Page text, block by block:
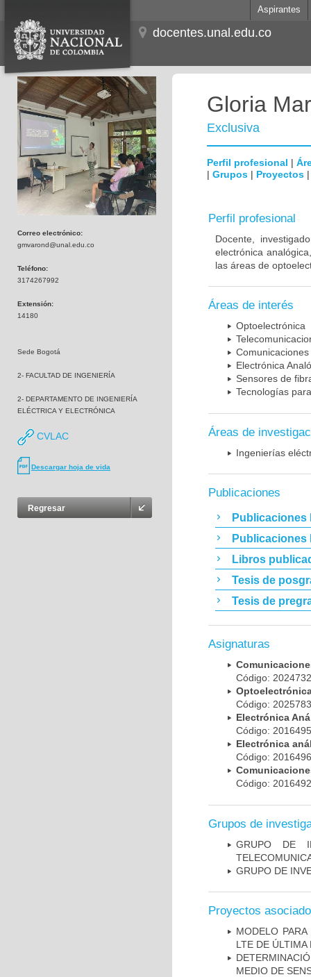
Aspirantes
docentes.unal.edu.co
Correo electrónico:
gmvarond@unal.edu.co
Teléfono:
3174267992
Extensión:
14180
Sede Bogotá
2- FACULTAD DE INGENIERÍA
2- DEPARTAMENTO DE INGENIERÍA
ELÉCTRICA Y ELECTRÓNICA
CVLAC
Descargar hoja de vida
Regresar
Gloria
Exclusiva
Perfil profesional |
| Grupos | Proyectos
Perfil profesional
Docente,
electrónica
las áreas de
Áreas de interés
Optoelectrónica
Electrónica
Sensores de
Tecnologías
Áreas de
Ingenierías
Publicaciones
Publicaciones
Publicaciones
Libros
Tesis de
Tesis de
Asignaturas
Código:
Código:
Electrónica
Código:
Electrónica
Código:
Código:
Grupos de
GRUPO DE
GRUPO DE
Proyectos
MODELO
LTE DE
MEDIO DE